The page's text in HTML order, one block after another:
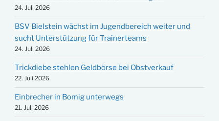
24. Juli 2026
BSV Bielstein wächst im Jugendbereich weiter und
sucht Unterstützung für Trainerteams
24. Juli 2026
Trickdiebe stehlen Geldbörse bei Obstverkauf
22. Juli 2026
Einbrecher in Bomig unterwegs
21. Juli 2026